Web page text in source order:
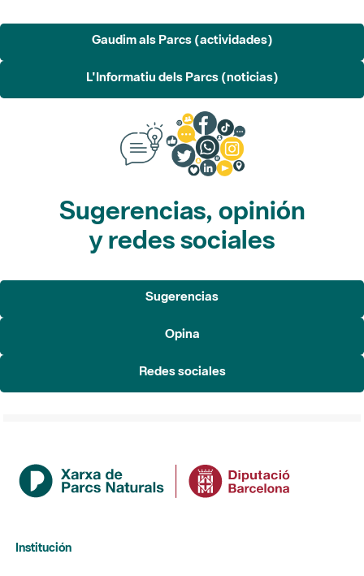
Gaudim als Parcs (actividades)
L'Informatiu dels Parcs (noticias)
Sugerencias, opinión
y redes sociales
Sugerencias
Opina
Redes sociales
Institución